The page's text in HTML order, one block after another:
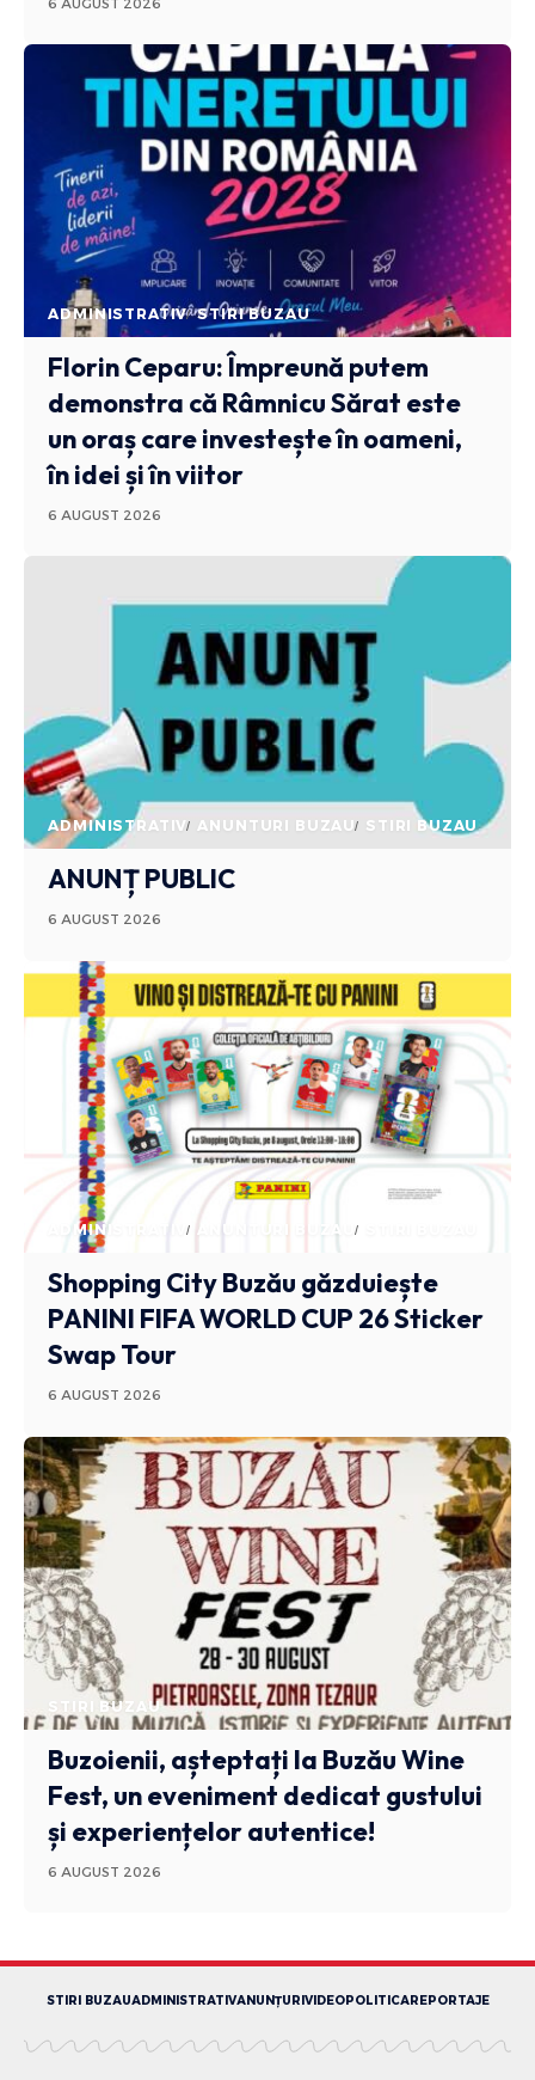
ADMINISTRATIV STIRI BUZAU
Florin Ceparu: Împreună putem
demonstra că Râmnicu Sărat este
un oraș care investește în oameni,
în idei și în viitor
6 AUGUST 2026
ADMINISTRATIV ANUNTURI BUZAU STIRI BUZAU
ANUNȚ PUBLIC
6 AUGUST 2026
ADMINISTRATIV ANUNTURI BUZAU
Shopping City Buzău găzduiește
PANINI FIFA WORLD CUP 26 Sticker
Swap Tour
6 AUGUST 2026
STIRI BUZAU
Buzoienii, așteptați la Buzău Wine
Fest, un eveniment dedicat gustului
și experiențelor autentice!
6 AUGUST 2026
STIRI BUZAUADMINISTRATIVANUNȚURIVIDEOPOLITICAREPORTAJE